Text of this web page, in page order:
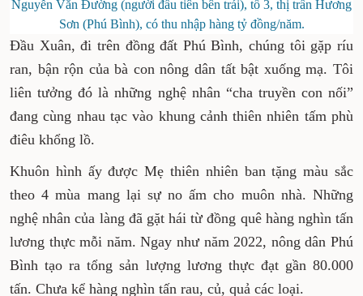
Từ chăn nuôi gia cầm trang trại và mở lò ấp trứng, gia
đình ông Nguyễn Văn Đường (người đầu tiên bên trái),
tổ 3, thị trấn Hương Sơn (Phú Bình), có thu nhập hàng
tỷ đồng/năm.
Đầu Xuân, đi trên đồng đất Phú Bình, chúng tôi
gặp ríu ran, bận rộn của bà con nông dân tất
bật xuống mạ. Tôi liên tưởng đó là những nghệ
nhân “cha truyền con nối” đang cùng nhau tạc
vào khung cảnh thiên nhiên tấm phù điêu
khổng lồ.
Khuôn hình ấy được Mẹ thiên nhiên ban tặng
màu sắc theo 4 mùa mang lại sự no ấm cho